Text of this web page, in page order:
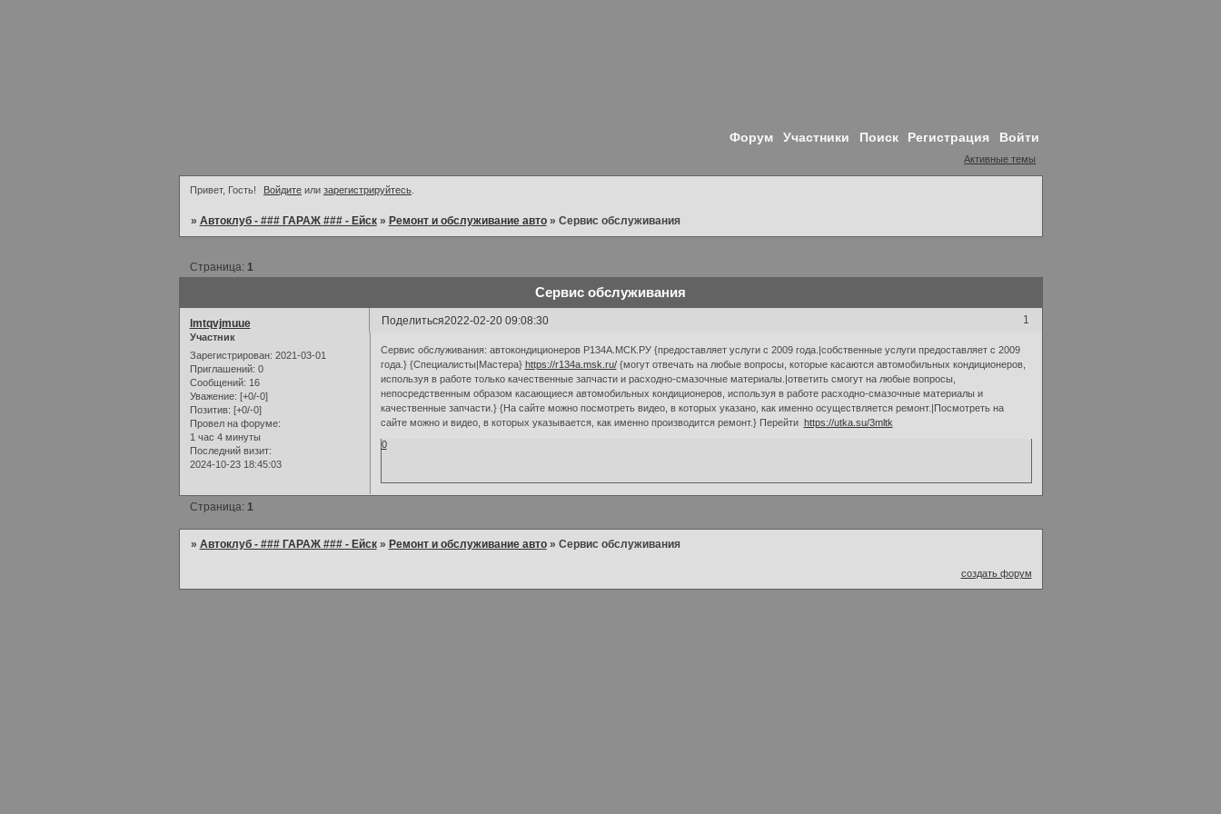
Форум Участники Поиск Регистрация Войти
Активные темы
Привет, Гость! Войдите или зарегистрируйтесь
» Автоклуб - ### ГАРАЖ ### - Ейск » Ремонт и обслуживание авто » Сервис обслуживания
Сервис обслуживания
Страница: 1
Поделиться 1
2022-02-20 09:08:30
lmtqvjmuue
Участник
Зарегистрирован: 2021-03-01
Приглашений: 0
Сообщений: 16
Уважение: [+0/-0]
Позитив: [+0/-0]
Провел на форуме:
1 час 4 минуты
Последний визит:
2024-10-23 18:45:03
Сервис обслуживания: автокондиционеров Р134А.МСК.РУ {предоставляет услуги с 2009 года.|собственные услуги предоставляет с 2009
года.} {Специалисты|Мастера} https://r134a.msk.ru/{могут отвечать на любые вопросы, которые касаются автомобильных кондиционеров,
используя в работе только качественные запчасти и расходно-смазочные материалы.|ответить смогут на любые вопросы,
непосредственным образом касающиеся автомобильных кондиционеров, используя в работе расходно-смазочные материалы и
качественные запчасти.} {На сайте можно посмотреть видео, в которых указано, как именно осуществляется ремонт.|Посмотреть на
сайте можно и видео, в которых указывается, как именно производится ремонт.} Перейти https://utka.su/3mltk
0
Страница: 1
» Автоклуб - ### ГАРАЖ ### - Ейск » Ремонт и обслуживание авто » Сервис обслуживания
создать форум